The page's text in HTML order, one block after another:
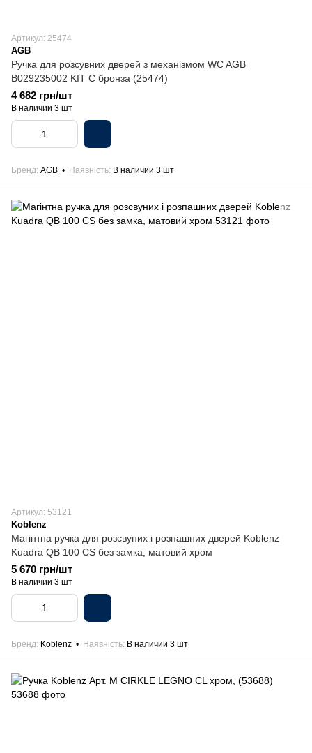
Артикул: 25474
AGB
Ручка для розсувних дверей з механізмом WC AGB
B029235002 KIT C бронза (25474)
4 682 грн/шт
В наличии 3 шт
Бренд AGB Наявність В наличии 3 шт
Артикул: 53121
Koblenz
Магінтна ручка для розсвуних і розпашних дверей Koblenz
Kuadra QB 100 CS без замка, матовий хром
5 670 грн/шт
В наличии 3 шт
Бренд Koblenz Наявність В наличии 3 шт